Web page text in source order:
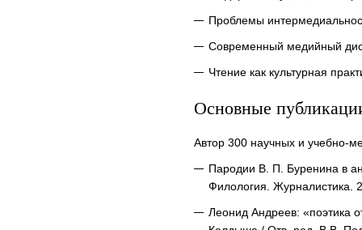
Проблемы
Современный медийный
Чтение как культурная
Основные
Автор 300 научных и учебно-
Пародии В. П. Буренина в
Филология.
Леонид Андреев: «поэтика